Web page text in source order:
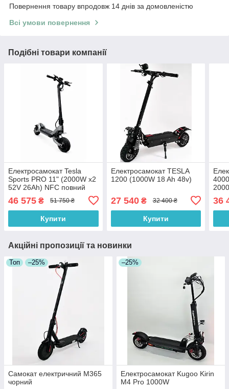
Повернення товару впродовж 14 днів за домовленістю
Всі умови повернення
Подібні товари компанії
Електросамокат Tesla
Sports PRO 11" (2000W x2
52V 26Ah) NFC повний
46 575 ₴ 51 750 ₴
Купити
Електросамокат TESLA
1200 (1000W 18 Ah 48v)
27 540₴ 32 400 ₴
Купити
36
Акційні пропозиції та новинки
Топ –25%
Самокат електричний M365
чорний
–25%
Електросамокат Kugoo Kirin
M4 Pro 1000W